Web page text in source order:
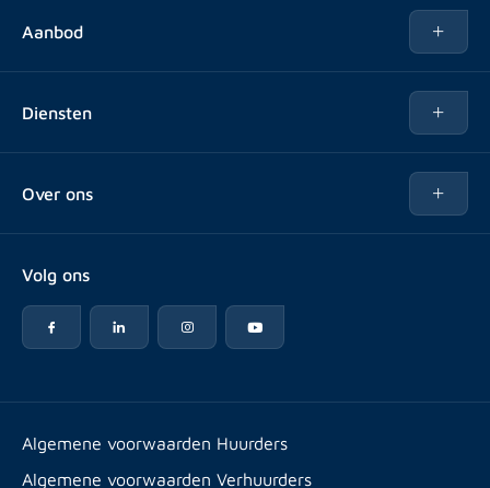
Aanbod
Diensten
Vastgoedbeheer
Advies
Expats
Energielabel
Over ons
Veelgestelde vragen
Reviews
Artikelen
Volg ons
Algemene voorwaarden Huurders
Algemene voorwaarden Verhuurders